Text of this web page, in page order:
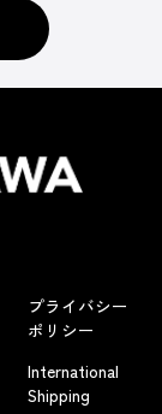
プライバシー
ポリシー
International
Shipping